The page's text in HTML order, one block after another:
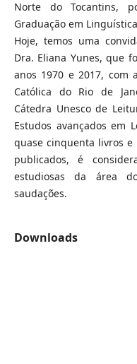
Norte do Tocantins,
Graduação em
Hoje, temos uma
Dra. Eliana Yunes, que
anos 1970 e 2017, com
Católica do Rio de
Cátedra Unesco de
Estudos avançados em
quase cinquenta livros
publicados, é
estudiosas da área
saudações.
Downloads